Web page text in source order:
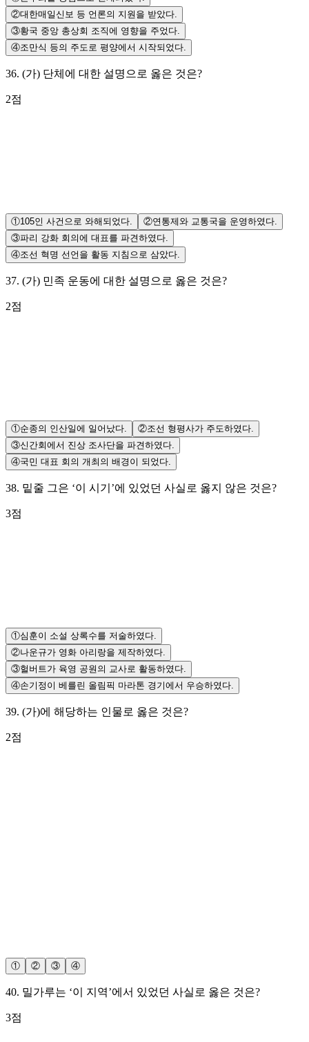
②대한매일신보 등 언론의 지원을 받았다.
③황국 중앙 총상회 조직에 영향을 주었다.
④조만식 등의 주도로 평양에서 시작되었다.
36. (가) 단체에 대한 설명으로 옳은 것은?
2점
①105인 사건으로 와해되었다. ②연통제와 교통국을 운영하였다.
③파리 강화 회의에 대표를 파견하였다.
④조선 혁명 선언을 활동 지침으로 삼았다.
37. (가) 민족 운동에 대한 설명으로 옳은 것은?
2점
①순종의 인산일에 일어났다. ②조선 형평사가 주도하였다.
③신간회에서 진상 조사단을 파견하였다.
④국민 대표 회의 개최의 배경이 되었다.
38. 밑줄 그은 ‘이 시기’에 있었던 사실로 옳지 않은 것은?
3점
①심훈이 소설 상록수를 저술하였다.
②나운규가 영화 아리랑을 제작하였다.
③헐버트가 육영 공원의 교사로 활동하였다.
④손기정이 베를린 올림픽 마라톤 경기에서 우승하였다.
39. (가)에 해당하는 인물로 옳은 것은?
2점
① ② ③ ④
40. 밀가루는 ‘이 지역’에서 있었던 사실로 옳은 것은?
3점